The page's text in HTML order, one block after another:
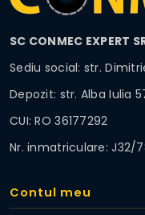
SC CONMEC EXPERT
Sediu social: str.
Depozit: str. Alba Iulia
CUI: RO 36177292
Nr. inmatriculare: J32/
Contul meu